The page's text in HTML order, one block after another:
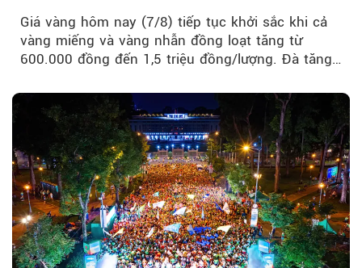
Giá vàng hôm nay (7/8) tiếp tục khởi sắc khi cả
vàng miếng và vàng nhẫn đồng loạt tăng từ
600.000 đồng đến 1,5 triệu đồng/lượng. Đà tăng
vàng thế giới bứt phá lên mức cao nhất trong
một tháng.